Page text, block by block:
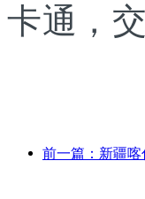
卡通，